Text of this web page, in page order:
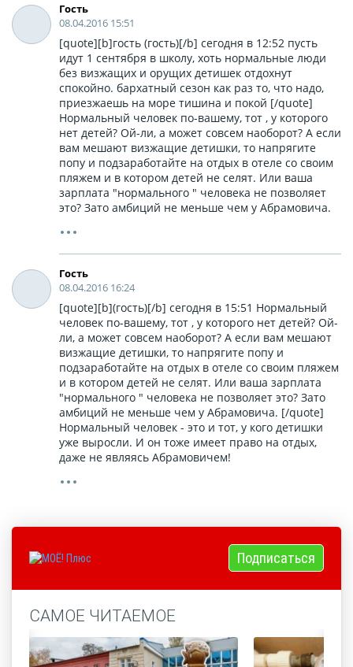
Гость
08.04.2016 15:51
[quote][b]гость (гость)[/b] сегодня в 12:52 пусть
идут 1 сентября в школу, хоть нормальные люди
без визжащих и орущих детишек отдохнут
спокойно. бархатный сезон как раз то, что надо,
приезжаешь на море тишина и покой [/quote]
Нормальный человек по-вашему, тот , у которого
нет детей? Ой-ли, а может совсем наоборот? А если
вам мешают визжащие детишки, то напрягите
попу и подзаработайте на отдых в отеле со своим
пляжем и в котором детей не селят. Или ваша
зарплата "нормального " человека не позволяет
это? Зато амбиций не меньше чем у Абрамовича.
Гость
08.04.2016 16:24
[quote][b](гость)[/b] сегодня в 15:51 Нормальный
человек по-вашему, тот , у которого нет детей? Ой-
ли, а может совсем наоборот? А если вам мешают
визжащие детишки, то напрягите попу и
подзаработайте на отдых в отеле со своим пляжем
и в котором детей не селят. Или ваша зарплата
"нормального " человека не позволяет это? Зато
амбиций не меньше чем у Абрамовича. [/quote]
Нормальный человек - это и тот, у кого детишки
уже выросли. И он тоже имеет право на отдых,
даже не являясь Абрамовичем!
Подписаться
САМОЕ ЧИТАЕМОЕ